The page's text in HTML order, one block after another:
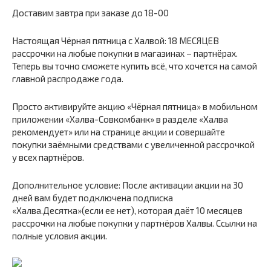
Доставим завтра при заказе до 18-00
Настоящая Чёрная пятница с Халвой: 18 МЕСЯЦЕВ
рассрочки на любые покупки в магазинах – партнёрах.
Теперь вы точно сможете купить всё, что хочется на самой
главной распродаже года.
Просто активируйте акцию «Чёрная пятница» в мобильном
приложении «Халва-Совкомбанк» в разделе «Халва
рекомендует» или на странице акции и совершайте
покупки заёмными средствами с увеличенной рассрочкой
у всех партнёров.
Дополнительное условие: После активации акции на 30
дней вам будет подключена подписка
«Халва.Десятка»(если ее нет), которая даёт 10 месяцев
рассрочки на любые покупки у партнёров Халвы. Ссылки на
полные условия акции.